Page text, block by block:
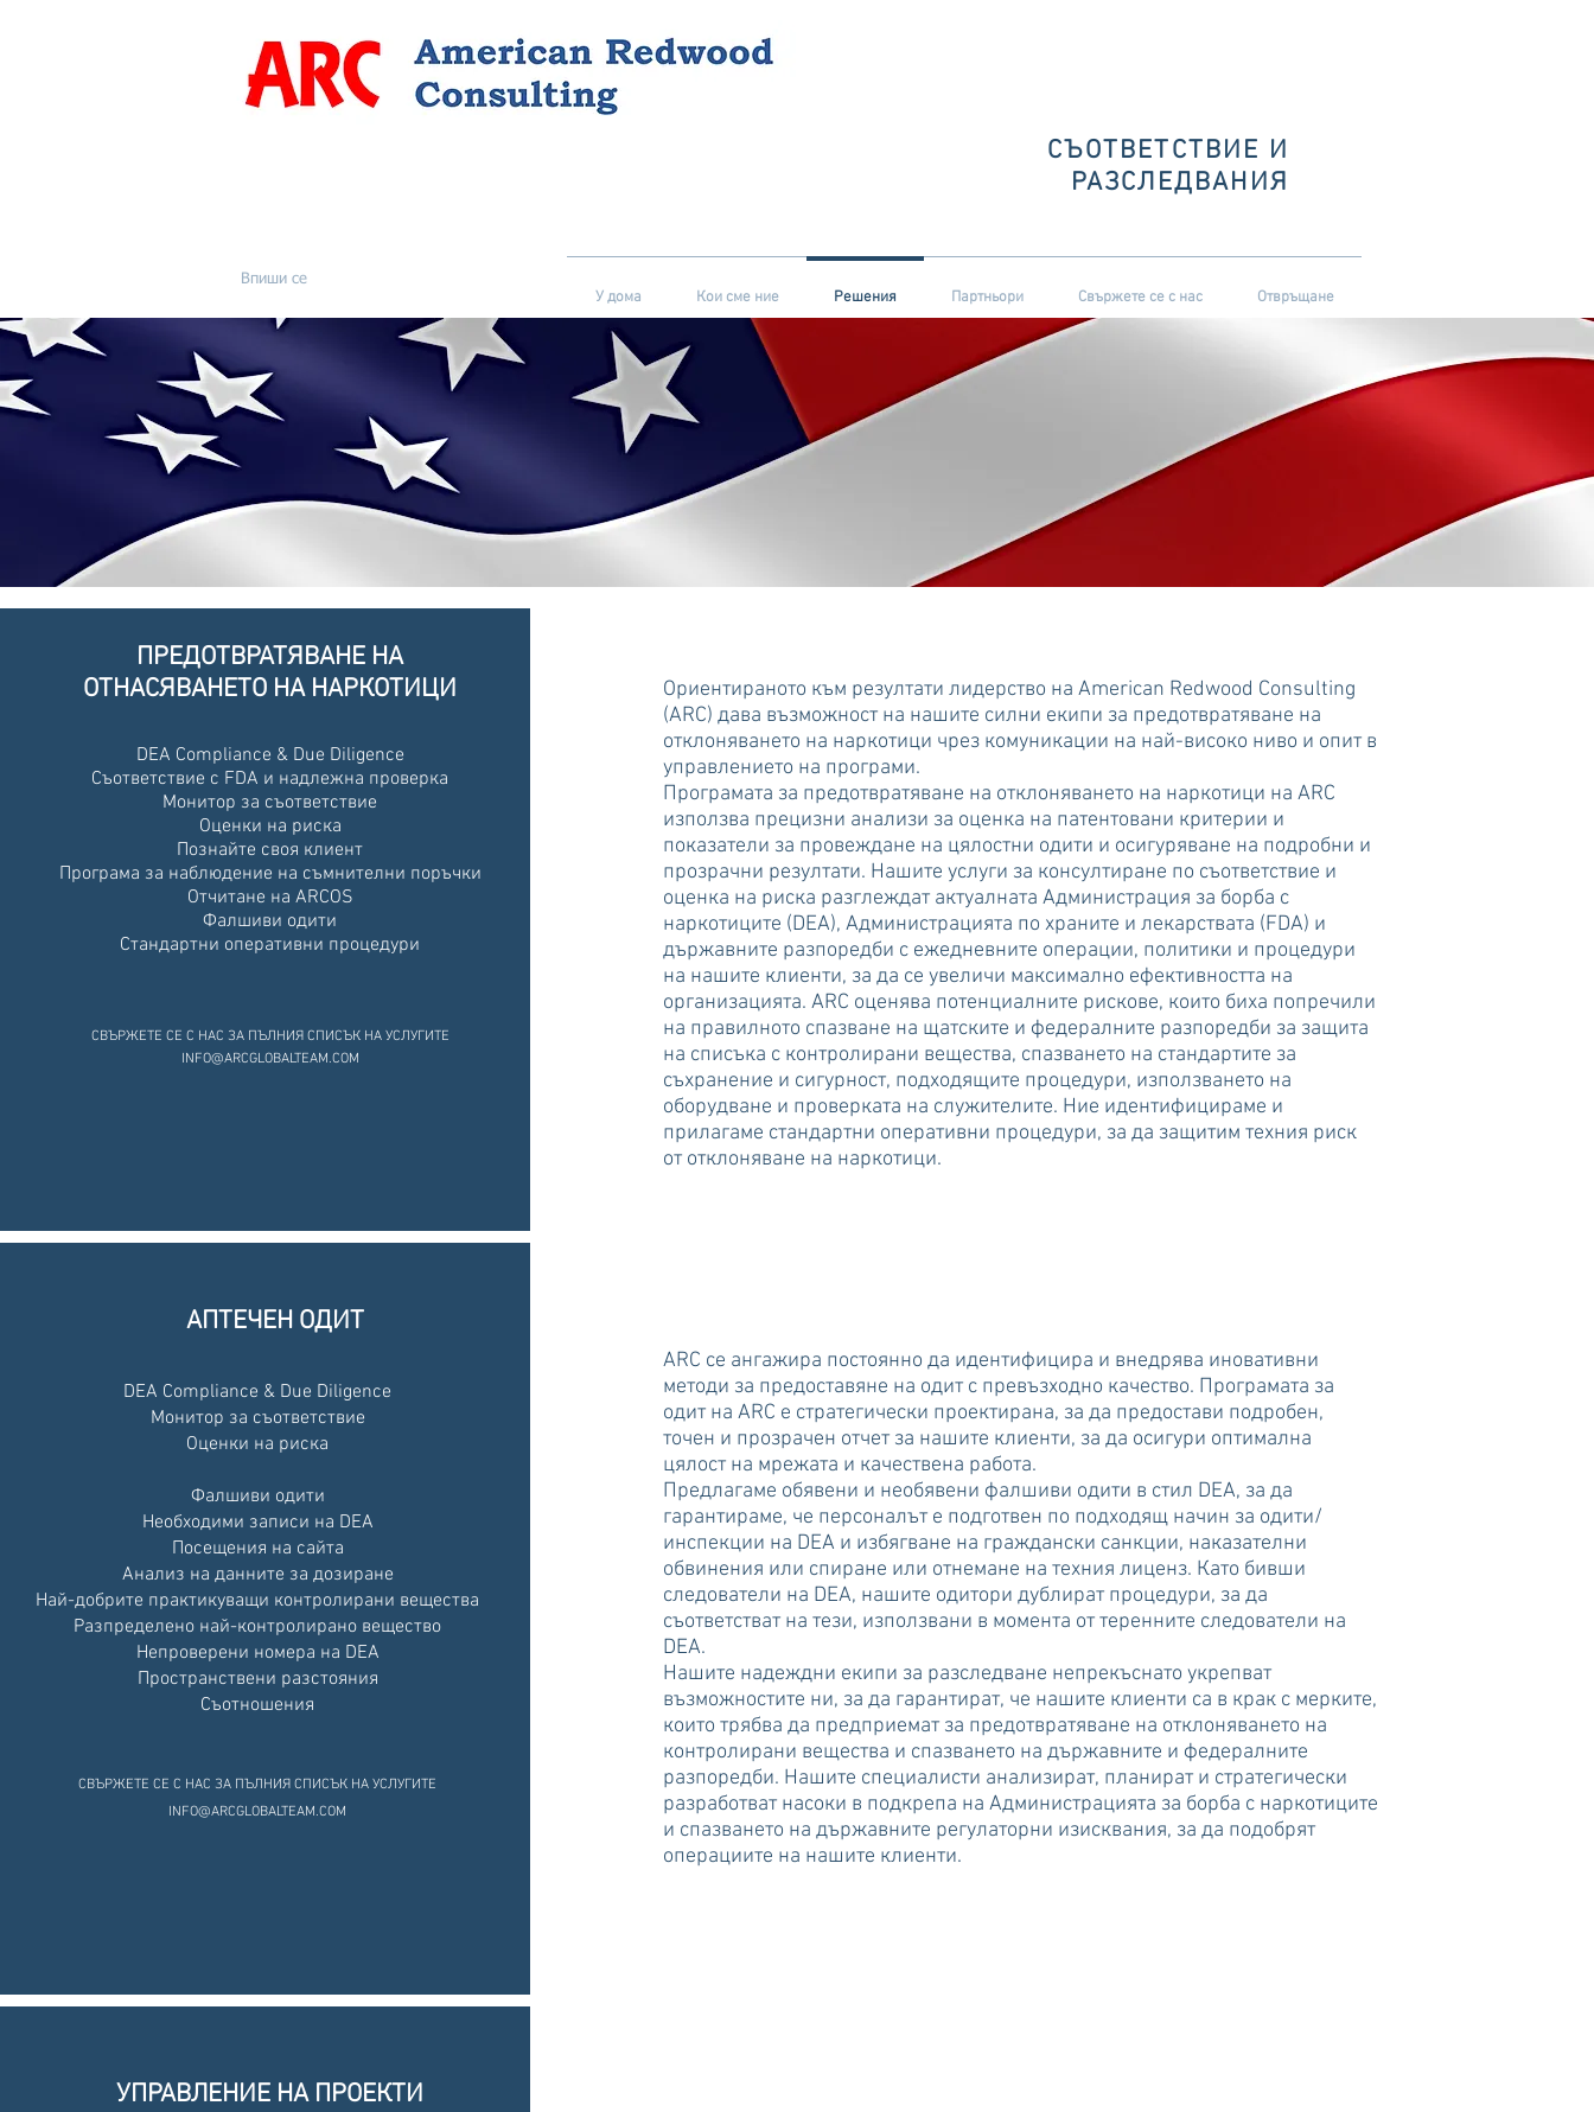
СЪОТВЕТСТВИЕ И
РАЗСЛЕДВАНИЯ
Впиши се
У дома Кои сме ние Решения Партньори Свържете се с нас Отвръщане
ПРЕДОТВРАТЯВАНЕ НА
ОТНАСЯВАНЕТО НА НАРКОТИЦИ
DEA Compliance & Due Diligence
Съответствие с FDA и надлежна проверка
Монитор за съответствие
Оценки на риска
Познайте своя клиент
Програма за наблюдение на съмнителни поръчки
Отчитане на ARCOS
Фалшиви одити
Стандартни оперативни процедури
СВЪРЖЕТЕ СЕ С НАС ЗА ПЪЛНИЯ СПИСЪК НА УСЛУГИТЕ
INFO@ARCGLOBALTEAM.COM
Ориентираното към резултати лидерство на American Redwood Consulting
(ARC) дава възможност на нашите силни екипи за предотвратяване на
отклоняването на наркотици чрез комуникации на най-високо ниво и опит в
управлението на програми.
Програмата за предотвратяване на отклоняването на наркотици на ARC
използва прецизни анализи за оценка на патентовани критерии и
показатели за провеждане на цялостни одити и осигуряване на подробни и
прозрачни резултати. Нашите услуги за консултиране по съответствие и
оценка на риска разглеждат актуалната Администрация за борба с
наркотиците (DEA), Администрацията по храните и лекарствата (FDA) и
държавните разпоредби с ежедневните операции, политики и процедури
на нашите клиенти, за да се увеличи максимално ефективността на
организацията. ARC оценява потенциалните рискове, които биха попречили
на правилното спазване на щатските и федералните разпоредби за защита
на списъка с контролирани вещества, спазването на стандартите за
съхранение и сигурност, подходящите процедури, използването на
оборудване и проверката на служителите. Ние идентифицираме и
прилагаме стандартни оперативни процедури, за да защитим техния риск
от отклоняване на наркотици.
АПТЕЧЕН ОДИТ
DEA Compliance & Due Diligence
Монитор за съответствие
Оценки на риска
Фалшиви одити
Необходими записи на DEA
Посещения на сайта
Анализ на данните за дозиране
Най-добрите практикуващи контролирани вещества
Разпределено най-контролирано вещество
Непроверени номера на DEA
Пространствени разстояния
Съотношения
СВЪРЖЕТЕ СЕ С НАС ЗА ПЪЛНИЯ СПИСЪК НА УСЛУГИТЕ
INFO@ARCGLOBALTEAM.COM
ARC се ангажира постоянно да идентифицира и внедрява иновативни
методи за предоставяне на одит с превъзходно качество. Програмата за
одит на ARC е стратегически проектирана, за да предостави подробен,
точен и прозрачен отчет за нашите клиенти, за да осигури оптимална
цялост на мрежата и качествена работа.
Предлагаме обявени и необявени фалшиви одити в стил DEA, за да
гарантираме, че персоналът е подготвен по подходящ начин за одити/
инспекции на DEA и избягване на граждански санкции, наказателни
обвинения или спиране или отнемане на техния лиценз. Като бивши
следователи на DEA, нашите одитори дублират процедури, за да
съответстват на тези, използвани в момента от теренните следователи на
DEA.
Нашите надеждни екипи за разследване непрекъснато укрепват
възможностите ни, за да гарантират, че нашите клиенти са в крак с мерките,
които трябва да предприемат за предотвратяване на отклоняването на
контролирани вещества и спазването на държавните и федералните
разпоредби. Нашите специалисти анализират, планират и стратегически
разработват насоки в подкрепа на Администрацията за борба с наркотиците
и спазването на държавните регулаторни изисквания, за да подобрят
операциите на нашите клиенти.
УПРАВЛЕНИЕ НА ПРОЕКТИ